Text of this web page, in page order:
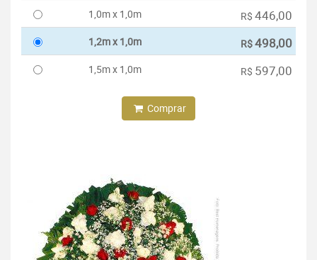
1,0m x 1,0m
R$ 446,00
1,2m x 1,0m R$498,00
1,5m x 1,0m R$ 597,00
Comprar